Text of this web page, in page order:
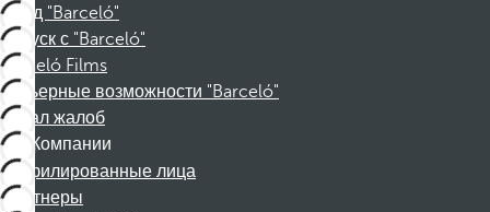
Фонд "Barceló"
Отпуск с "Barceló"
Barceló Films
Карьерные возможности "Barceló"
Канал жалоб
Компании
Аффилированные лица
Партнеры